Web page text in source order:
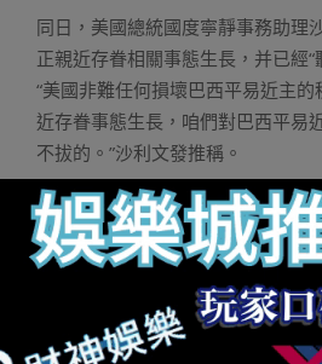
同日，美國總統國度寧靜事務助理
正親近存眷相關事態生長，并已經“
“美國非難任何損壞巴西平易近主
近存眷事態生長，咱們對巴西平易
不拔的。”沙利文發推稱。
據CNN報道，法國總統馬克龍8日在
統盧拉，“巴西人平易近的意愿以及
尊敬！盧拉總統可以失去法國無前
西班牙當局、葡萄牙當局真人百家
宜，西班牙宰衡桑切斯8日發推稱：